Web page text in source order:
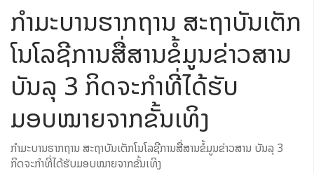
ກໍາມະບານຮາກຖານ ສະຖາບັນເຕັກ
ໂນໂລຊີການສື່ສານຂໍ້ມູນຂ່າວສານ
ບັນລຸ 3 ກິດຈະກຳທີ່ໄດ້ຮັບ
ມອບໝາຍຈາກຂັ້ນເທິງ
ກໍາມະບານຮາກຖານ ສະຖາບັນເຕັກໂນໂລຊີການສື່ສານຂໍ້ມູນຂ່າວສານ ບັນລຸ 3
ກິດຈະກຳທີ່ໄດ້ຮັບມອບໝາຍຈາກຂັ້ນເທິງ